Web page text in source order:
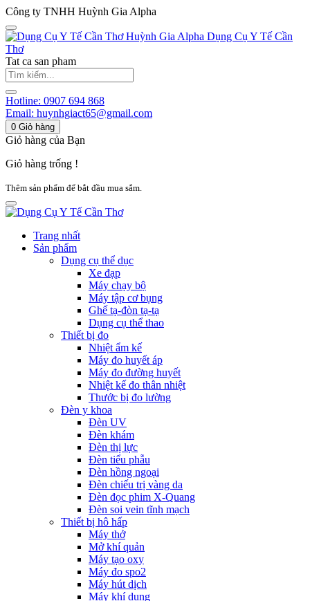
Công ty TNHH Huỳnh Gia Alpha
Huỳnh Gia Alpha Dụng Cụ Y Tế Cần
Thơ
Tat ca san pham
Hotline: 0907 694 868
Email: huynhgiact65@gmail.com
0 Giỏ hàng
Giỏ hàng của Bạn
Giỏ hàng trống !
Thêm sản phẩm để bắt đầu mua sắm.
Trang nhất
Sản phẩm
Dụng cụ thể dục
Xe đạp
Máy chạy bộ
Máy tập cơ bụng
Ghế tạ-đòn tạ-tạ
Dụng cụ thể thao
Thiết bị đo
Nhiệt ẩm kế
Máy đo huyết áp
Máy đo đường huyết
Nhiệt kế đo thân nhiệt
Thước bị đo lường
Đèn y khoa
Đèn UV
Đèn khám
Đèn thị lực
Đèn tiểu phẫu
Đèn hồng ngoại
Đèn chiếu trị vàng da
Đèn đọc phim X-Quang
Đèn soi vein tĩnh mạch
Thiết bị hô hấp
Máy thở
Mở khí quản
Máy tạo oxy
Máy đo spo2
Máy hút dịch
Máy khí dung